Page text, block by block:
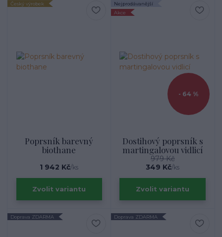
Český výrobek
Poprsník barevný
biothane
1 942 Kč/ks
Zvolit variantu
Nejprodávanější
Akce
- 64 %
Dostihový poprsník s
martingalovou vidlicí
979 Kč
349 Kč/ks
Zvolit variantu
Doprava ZDARMA Doprava ZDARMA